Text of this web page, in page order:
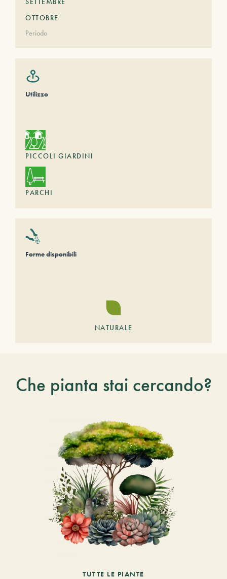
OTTOBRE
Periodo
Utilizzo
PICCOLI GIARDINI
PARCHI
Forme disponibili
NATURALE
Che pianta stai cercando?
TUTTE LE PIANTE